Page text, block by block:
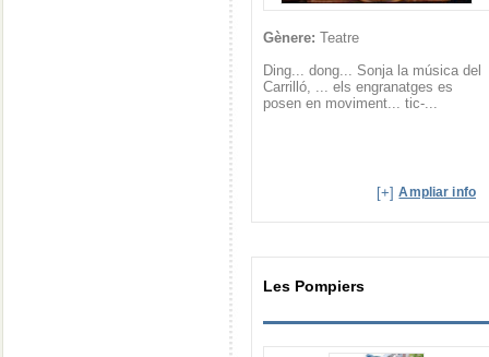
Gènere: Teatre
Ding... dong... Sonja la música del
Carrilló, ... els engranatges es
posen en moviment... tic-...
[+]Ampliar info
Les Pompiers